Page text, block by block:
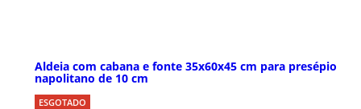
Aldeia com cabana e fonte 35x60x45 cm para presépio
napolitano de 10 cm
ESGOTADO